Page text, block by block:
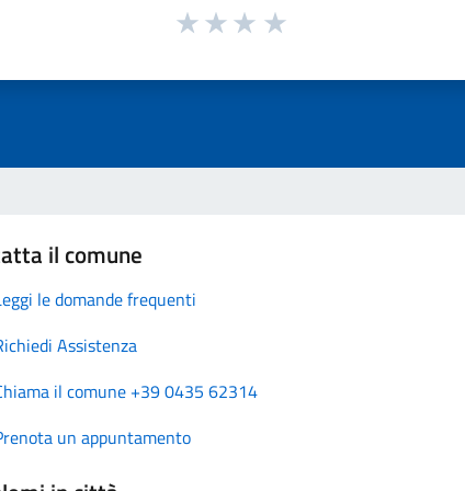
il comune
le domande frequenti
Assistenza
il comune +39 0435 62314
un appuntamento